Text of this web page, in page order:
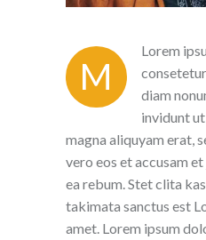
M
Lorem
diam
invidunt
magna aliquyam erat,
vero eos et accusam
ea rebum. Stet clita
takimata sanctus est
amet. Lorem ipsum